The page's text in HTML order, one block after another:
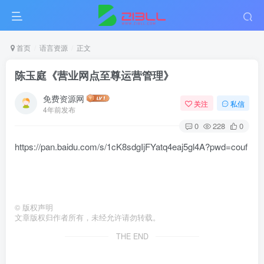
首页 语言资源 正文
陈玉庭《营业网点至尊运营管理》
免费资源网
4年前发布
关注 私信
0 228 0
https://pan.baidu.com/s/1cK8sdgIjFYatq4eaj5gl4A?pwd=couf
© 版权声明
文章版权归作者所有，未经允许请勿转载。
THE END